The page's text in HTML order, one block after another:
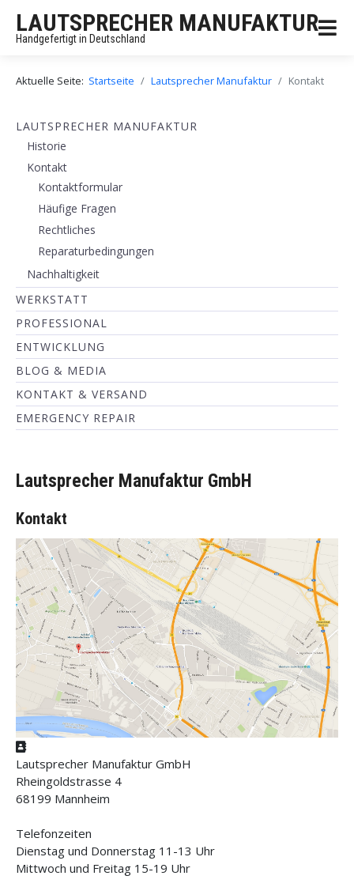
LAUTSPRECHER MANUFAKTUR
Handgefertigt in Deutschland
Aktuelle Seite: Startseite Lautsprecher Manufaktur Kontakt
LAUTSPRECHER MANUFAKTUR
Historie
Kontakt
Kontaktformular
Häufige Fragen
Rechtliches
Reparaturbedingungen
Nachhaltigkeit
WERKSTATT
PROFESSIONAL
ENTWICKLUNG
BLOG & MEDIA
KONTAKT & VERSAND
EMERGENCY REPAIR
Lautsprecher Manufaktur GmbH
Kontakt
Adresse
Lautsprecher Manufaktur GmbH
Rheingoldstrasse 4
68199 Mannheim
Telefonzeiten
Dienstag und Donnerstag 11-13 Uhr
Mittwoch und Freitag 15-19 Uhr